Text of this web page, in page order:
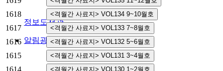
정보도서관
알림광장
1618
1617
1616
1615